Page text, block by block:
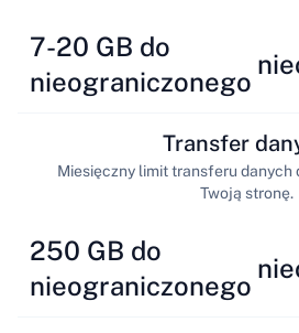
7-20 GB do
nieograniczonego
250 GB do
nieograniczonego
Transfer
Miesięczny limit transferu danych
Twoją stronę.